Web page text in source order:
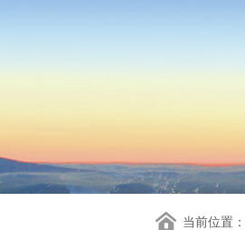
当前位置：